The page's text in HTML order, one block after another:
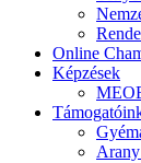
Online
Képzések